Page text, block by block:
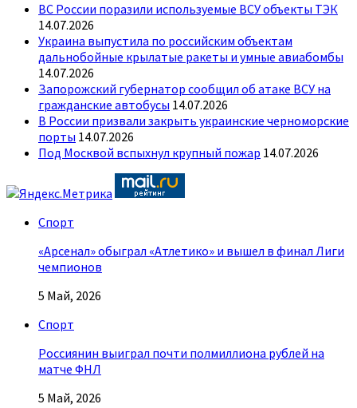
ВС России поразили используемые ВСУ объекты ТЭК
14.07.2026
Украина выпустила по российским объектам
дальнобойные крылатые ракеты и умные авиабомбы
14.07.2026
Запорожский губернатор сообщил об атаке ВСУ на
гражданские автобусы 14.07.2026
В России призвали закрыть украинские черноморские
порты 14.07.2026
Под Москвой вспыхнул крупный пожар 14.07.2026
Спорт
«Арсенал» обыграл «Атлетико» и вышел в финал Лиги
чемпионов
5 Май, 2026
Спорт
Россиянин выиграл почти полмиллиона рублей на
матче ФНЛ
5 Май, 2026